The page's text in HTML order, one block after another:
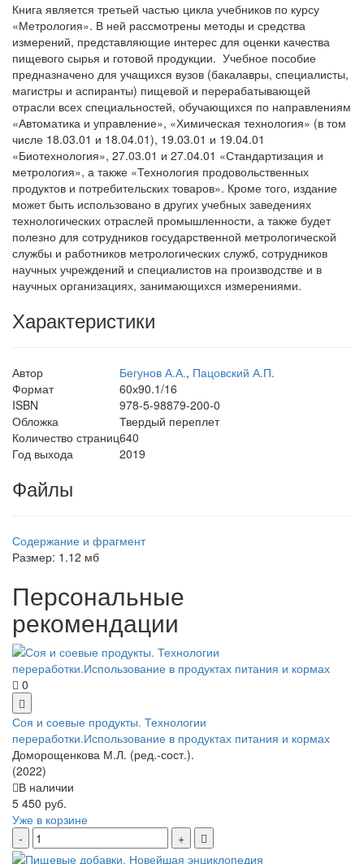
Книга является третьей частью цикла учебников по курсу
«Метрология». В ней рассмотрены методы и средства
измерений, представляющие интерес для оценки качества
пищевого сырья и готовой продукции. Учебное пособие
предназначено для учащихся вузов (бакалавры, специалисты,
магистры и аспиранты) пищевой и перерабатывающей
отрасли всех специальностей, обучающихся по направлениям
«Автоматика и управление», «Химическая технология» (в том
числе 18.03.01 и 18.04.01), 19.03.01 и 19.04.01
«Биотехнология», 27.03.01 и 27.04.01 «Стандартизация и
метрология», а также «Технология продовольственных
продуктов и потребительских товаров». Кроме того, издание
может быть использовано в других учебных заведениях
технологических отраслей промышленности, а также будет
полезно для сотрудников государственной метрологической
службы и работников метрологических служб, сотрудников
научных учреждений и специалистов на производстве и в
научных организациях, занимающихся измерениями.
Характеристики
Автор Бегунов А.А., Пацовский А.П.
Формат
60х90.1/16
ISBN
978-5-98879-200-0
Обложка
Твердый переплет
Количество страниц640
Год выхода
2019
Файлы
Содержание и фрагмент
Размер: 1.12 мб
Персональные
рекомендации
0
Соя и соевые продукты. Технологии
переработки.Использование в продуктах питания и кормах
Доморощенкова М.Л. (ред.-сост.).
(2022)
В наличии
5 450 руб.
Уже в корзине